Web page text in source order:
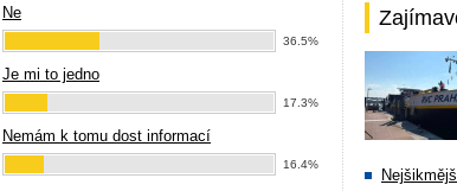
Ne
36.5%
Je mi to jedno
17.3%
Nemám k tomu dost informací
16.4%